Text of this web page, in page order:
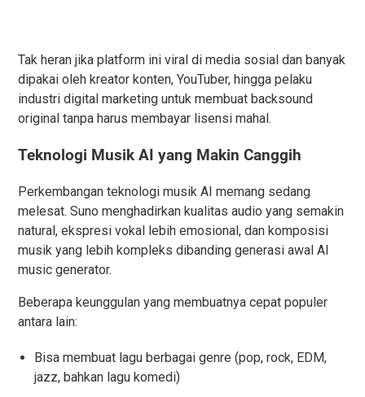
Tak heran jika platform ini viral di media sosial dan banyak
dipakai oleh kreator konten, YouTuber, hingga pelaku
industri digital marketing untuk membuat backsound
original tanpa harus membayar lisensi mahal.
Teknologi Musik AI yang Makin Canggih
Perkembangan teknologi musik AI memang sedang
melesat. Suno menghadirkan kualitas audio yang semakin
natural, ekspresi vokal lebih emosional, dan komposisi
musik yang lebih kompleks dibanding generasi awal AI
music generator.
Beberapa keunggulan yang membuatnya cepat populer
antara lain:
Bisa membuat lagu berbagai genre (pop, rock, EDM,
jazz, bahkan lagu komedi)